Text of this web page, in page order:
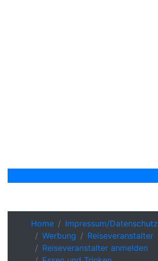
Home
Impressum/Datenschutz
Werbung
Reiseveranstalter
Reiseveranstalter anmelden